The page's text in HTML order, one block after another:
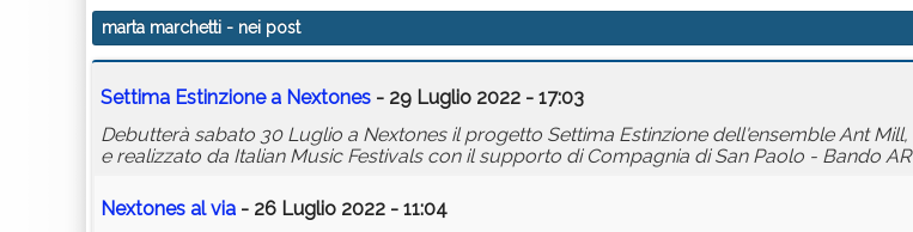
marta marchetti - nei post
Settima Estinzione a Nextones - 29 Luglio 2022 - 17:03
Debutterà sabato 30 Luglio a Nextones il progetto Settima Estinzione dell'ensemble Ant
e realizzato da Italian Music Festivals con il supporto di Compagnia di San Paolo - Bando
Nextones al via - 26 Luglio 2022 - 11:04